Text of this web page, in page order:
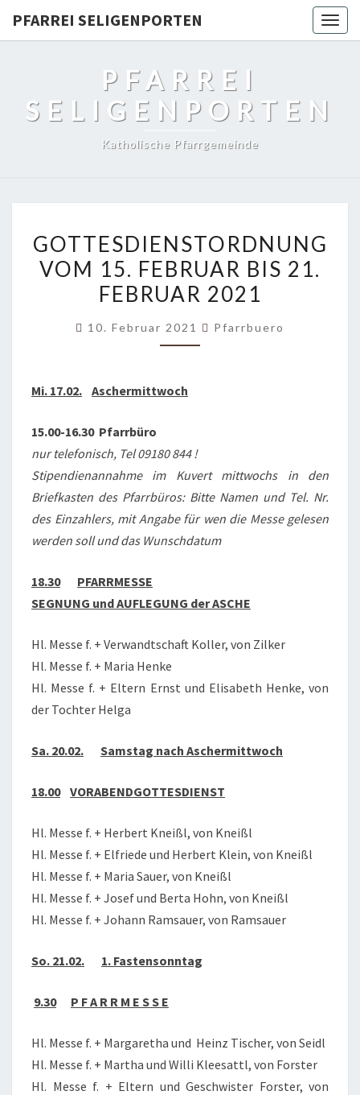
PFARREI SELIGENPORTEN
PFARREI
SELIGENPORTEN
Katholische Pfarrgemeinde
VOM
15.
FEBRUAR
21.
GOTTESDIENSTORDNUNG
VOM 15. FEBRUAR BIS 21.
FEBRUAR 2021
10. Februar 2021 Pfarrbuero
Mi. 17.02. Aschermittwoch
15.00-16.30 Pfarrbüro
nur telefonisch, Tel 09180 844 !
Stipendienannahme im Kuvert mittwochs in den
Briefkasten des Pfarrbüros: Bitte Namen und Tel. Nr.
des Einzahlers, mit Angabe für wen die Messe gelesen
werden soll und das Wunschdatum
18.30
PFARRMESSE
SEGNUNG und AUFLEGUNG der ASCHE
Hl. Messe f. + Verwandtschaft Koller, von Zilker
Hl. Messe f. + Maria Henke
Hl. Messe f. + Eltern Ernst und Elisabeth Henke, von
der Tochter Helga
Sa. 20.02. Samstag nach Aschermittwoch
18.00 VORABENDGOTTESDIENST
Hl. Messe f. + Herbert Kneißl, von Kneißl
Hl. Messe f. + Elfriede und Herbert Klein, von Kneißl
Hl. Messe f. + Maria Sauer, von Kneißl
Hl. Messe f. + Josef und Berta Hohn, von Kneißl
Hl. Messe f. + Johann Ramsauer, von Ramsauer
So. 21.02. 1. Fastensonntag
9.30 P F A R R M E S S E
Hl. Messe f. + Margaretha und Heinz Tischer, von Seidl
Hl. Messe f. + Martha und Willi Kleesattl, von Forster
Hl. Messe f. + Eltern und Geschwister Forster, von